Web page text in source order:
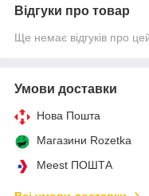
Відгуки про товар
Ще немає відгуків про
Умови доставки
Нова Пошта
Магазини Rozetka
Meest ПОШТА